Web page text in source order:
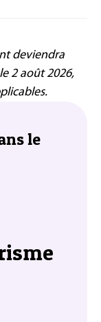
deviendra
2 août 2026,
le